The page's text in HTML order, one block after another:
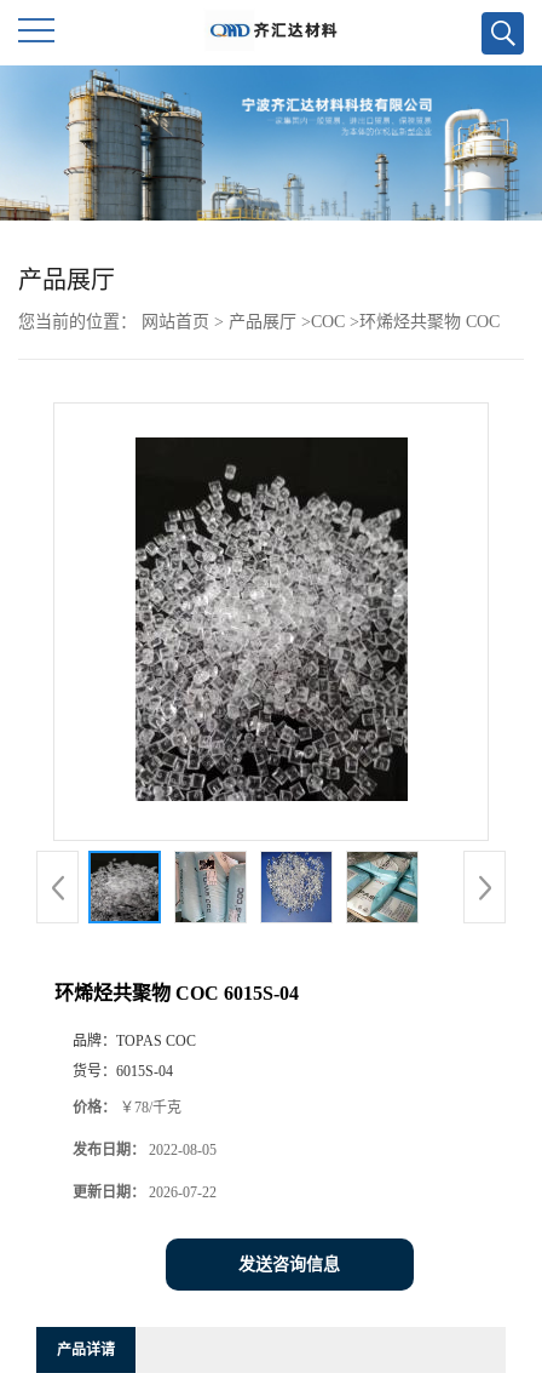
首
页
公
品
厅
产品展厅
您当前的位置： 网站首页 > 产品展厅 >COC >环烯烃共聚物 COC
环烯烃共聚物 COC 6015S-04
品牌： TOPAS COC
货号： 6015S-04
价格： ￥78/千克
发布日期： 2022-08-05
更新日期： 2026-07-22
发送咨询信息
产品详请